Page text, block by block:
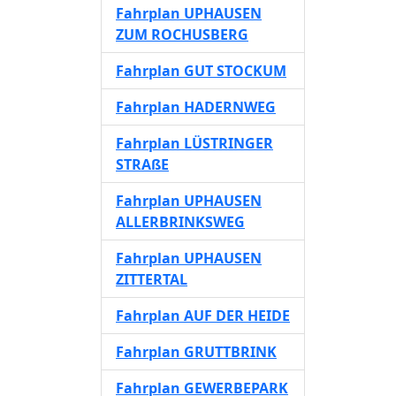
Fahrplan UPHAUSEN
ZUM ROCHUSBERG
Fahrplan GUT STOCKUM
Fahrplan HADERNWEG
Fahrplan LÜSTRINGER
STRAßE
Fahrplan UPHAUSEN
ALLERBRINKSWEG
Fahrplan UPHAUSEN
ZITTERTAL
Fahrplan AUF DER HEIDE
Fahrplan GRUTTBRINK
Fahrplan GEWERBEPARK